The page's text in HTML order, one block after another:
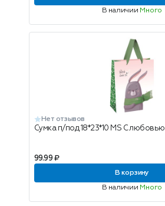
В наличии Много
Нет отзывов
Сумка п/под 18*23*10 MS С любовью
99.99 ₽
В корзину
В наличии Много